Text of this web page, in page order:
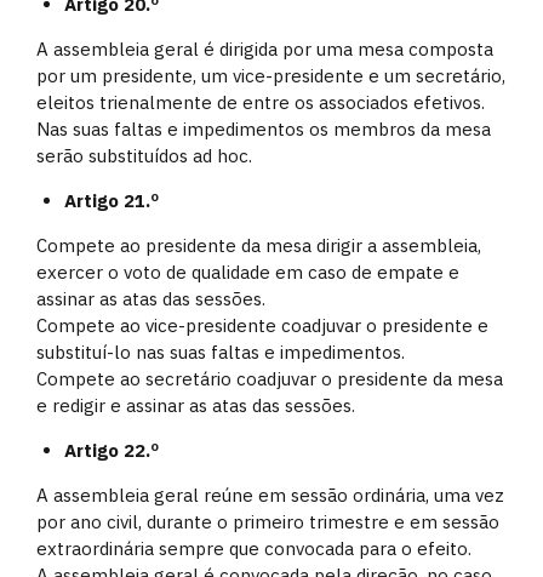
A assembleia geral é dirigida por uma mesa composta
por um presidente, um vice-presidente e um secretário,
eleitos trienalmente de entre os associados efetivos.
Nas suas faltas e impedimentos os membros da mesa
serão substituídos ad hoc.
Artigo 21.º
Compete ao presidente da mesa dirigir a assembleia,
exercer o voto de qualidade em caso de empate e
assinar as atas das sessões.
Compete ao vice-presidente coadjuvar o presidente e
substituí-lo nas suas faltas e impedimentos.
Compete ao secretário coadjuvar o presidente da mesa
e redigir e assinar as atas das sessões.
Artigo 22.º
A assembleia geral reúne em sessão ordinária, uma vez
por ano civil, durante o primeiro trimestre e em sessão
extraordinária sempre que convocada para o efeito.